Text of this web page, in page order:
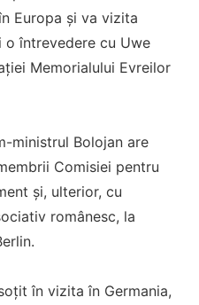
Europa şi va vizita
o întrevedere cu Uwe
Memorialului Evreilor
ministrul Bolojan are
Comisiei pentru
şi, ulterior, cu
românesc, la
în vizita în Germania,